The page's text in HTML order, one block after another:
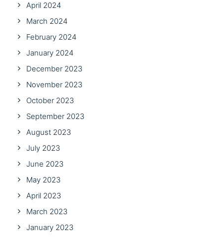
April 2024
March 2024
February 2024
January 2024
December 2023
November 2023
October 2023
September 2023
August 2023
July 2023
June 2023
May 2023
April 2023
March 2023
January 2023